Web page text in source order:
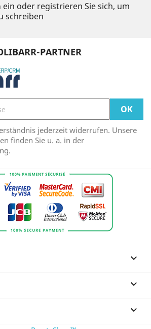
ein oder registrieren Sie sich, um
schreiben
PARTNER
jederzeit widerrufen. Unsere
finden Sie u. a. in der


